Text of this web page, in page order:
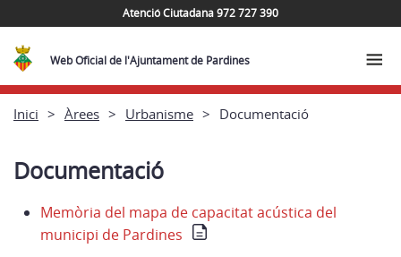
Atenció Ciutadana 972 727 390
Web Oficial de l'Ajuntament de Pardines
Inici Àrees Urbanisme Documentació
Documentació
Memòria del mapa de capacitat acústica del
municipi de Pardines